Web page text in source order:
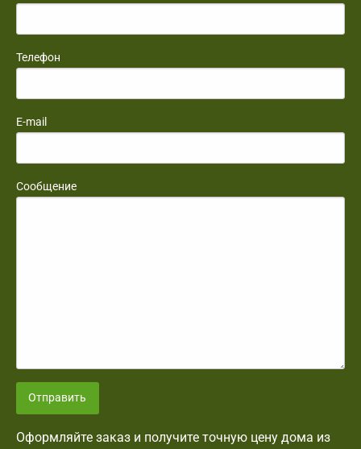
Телефон
E-mail
Сообщение
Отправить
Оформляйте заказ и получите точную цену дома из